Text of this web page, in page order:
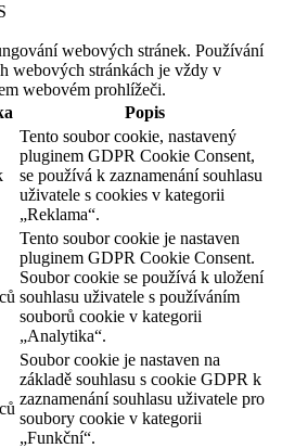
webových stránek. Používání
webových stránkách je vždy v
webovém prohlížeči.
Popis
Tento soubor cookie, nastavený
pluginem GDPR Cookie Consent,
se používá k zaznamenání souhlasu
uživatele s cookies v kategorii
„Reklama“.
Tento soubor cookie je nastaven
pluginem GDPR Cookie Consent.
Soubor cookie se používá k uložení
souhlasu uživatele s používáním
souborů cookie v kategorii
„Analytika“.
Soubor cookie je nastaven na
základě souhlasu s cookie GDPR k
zaznamenání souhlasu uživatele pro
soubory cookie v kategorii
„Funkční“.